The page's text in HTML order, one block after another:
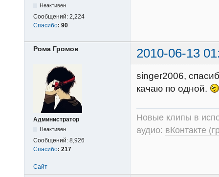
Неактивен
Сообщений: 2,224
Спасибо: 90
Рома Громов 2010-06-13
Администратор
Неактивен
Сообщений: 8,926
Спасибо: 217
singer2006,
качаю по одной.
Новые клипы в
аудио: вКонтакте
Сайт